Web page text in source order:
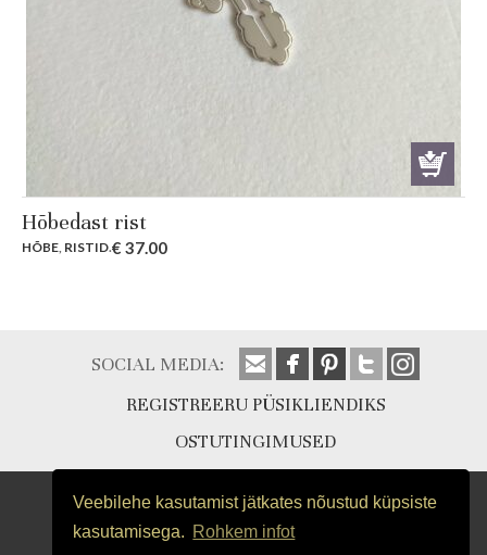
Veebilehe kasutamist jätkates nõustud küpsiste
kasutamisega. Rohkem infot
Hõbedast rist
HÕBE RISTID.€ 37.00
SOCIAL MEDIA:
REGISTREERU PÜSIKLIENDIKS
OSTUTINGIMUSED